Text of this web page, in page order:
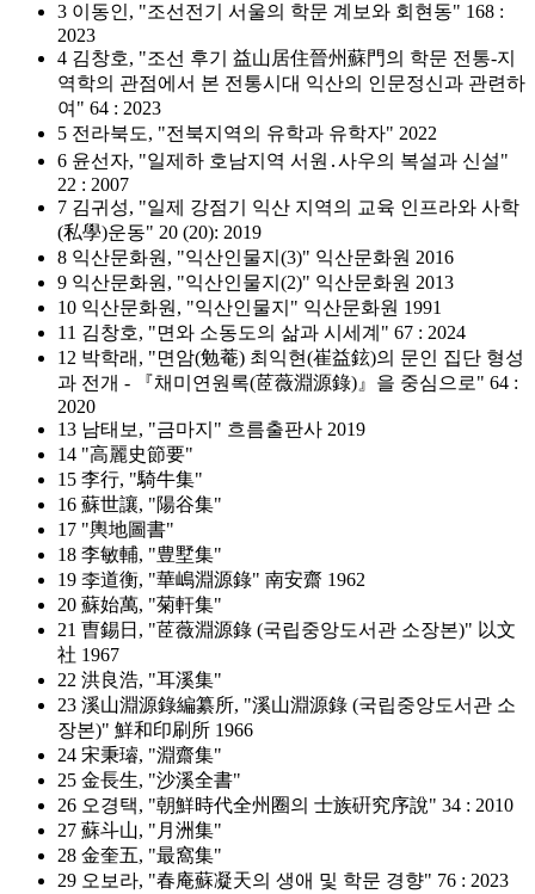
3 이동인, "조선전기 서울의 학문 계보와 회현동" 168 :
2023
4 김창호, "조선 후기 益山居住晉州蘇門의 학문 전통-지
역학의 관점에서 본 전통시대 익산의 인문정신과 관련하
여" 64 : 2023
5 전라북도, "전북지역의 유학과 유학자" 2022
6 윤선자, "일제하 호남지역 서원․사우의 복설과 신설"
22 : 2007
7 김귀성, "일제 강점기 익산 지역의 교육 인프라와 사학
(私學)운동" 20 (20): 2019
8 익산문화원, "익산인물지(3)" 익산문화원 2016
9 익산문화원, "익산인물지(2)" 익산문화원 2013
10 익산문화원, "익산인물지" 익산문화원 1991
11 김창호, "면와 소동도의 삶과 시세계" 67 : 2024
12 박학래, "면암(勉菴) 최익현(崔益鉉)의 문인 집단 형성
과 전개 - 『채미연원록(茝薇淵源錄)』을 중심으로" 64 :
2020
13 남태보, "금마지" 흐름출판사 2019
14 "高麗史節要"
15 李行, "騎牛集"
16 蘇世讓, "陽谷集"
17 "輿地圖書"
18 李敏輔, "豊墅集"
19 李道衡, "華嶋淵源錄" 南安齋 1962
20 蘇始萬, "菊軒集"
21 曺錫日, "茝薇淵源錄 (국립중앙도서관 소장본)" 以文
社 1967
22 洪良浩, "耳溪集"
23 溪山淵源錄編纂所, "溪山淵源錄 (국립중앙도서관 소
장본)" 鮮和印刷所 1966
24 宋秉璿, "淵齋集"
25 金長生, "沙溪全書"
26 오경택, "朝鮮時代全州圈의 士族硏究序說" 34 : 2010
27 蘇斗山, "月洲集"
28 金奎五, "最窩集"
29 오보라, "春庵蘇凝天의 생애 및 학문 경향" 76 : 2023